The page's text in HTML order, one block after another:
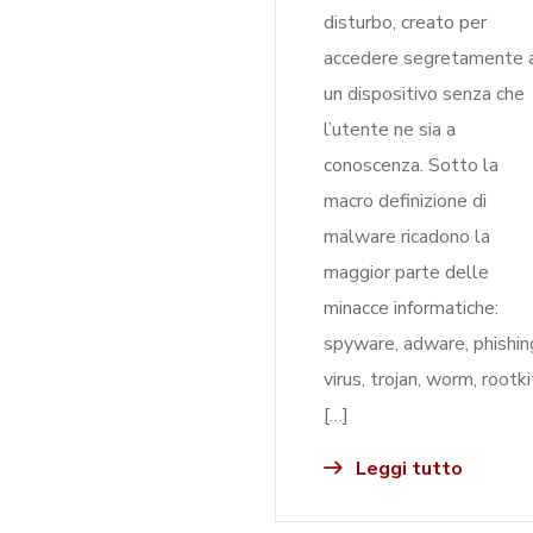
disturbo, creato per
accedere segretamente
un dispositivo senza che
l’utente ne sia a
conoscenza. Sotto la
macro definizione di
malware ricadono la
maggior parte delle
minacce informatiche:
spyware, adware,
virus, trojan, worm,
[…]
Leggi tutto